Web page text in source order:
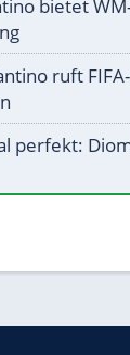
bietet
ruft
perfekt: